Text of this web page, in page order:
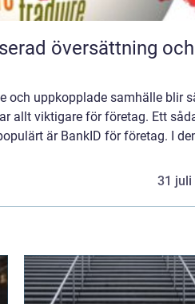
översättning och
och uppkopplade samhälle blir
allt viktigare för företag. Ett
är BankID för företag. I
31 juli